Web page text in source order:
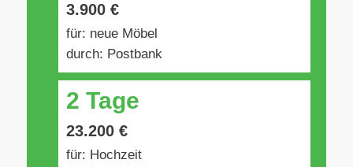
3.900 €
für: neue Möbel
durch: Postbank
2 Tage
23.200 €
für: Hochzeit